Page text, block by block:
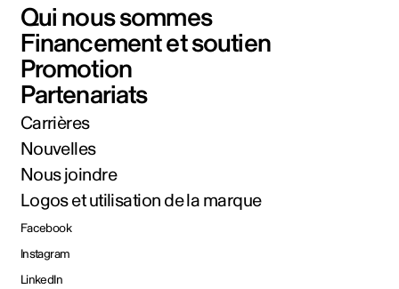
Qui nous sommes
Financement et soutien
Promotion
Partenariats
Carrières
Nouvelles
Nous joindre
Logos et utilisation de la marque
Facebook
Instagram
LinkedIn